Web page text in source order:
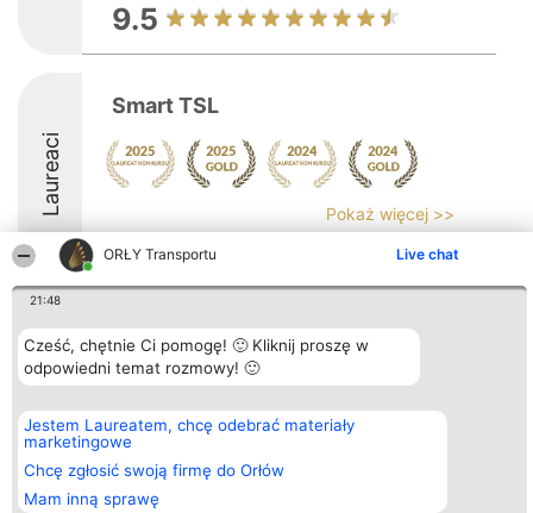
ORŁY Transportu Live chat
21:48
Cześć, chętnie Ci pomogę! 🙂 Kliknij proszę w
odpowiedni temat rozmowy! 🙂
Jestem Laureatem, chcę odebrać materiały
marketingowe
Chcę zgłosić swoją firmę do Orłów
Mam inną sprawę
9.5
Laureaci
Smart TSL
Pokaż więcej >>
9.2
Organizator plebiscytu
Bright Side Solutions sp. z o.
o. sp. k.
Wrocław 50-079
KRS 0000749100 | Regon
381313360 | NIP 8943132676
+48 508 492 400
Plebiscyt
Laureaci
Lista
Laureatów
Zasady
Polityka
Kontakt